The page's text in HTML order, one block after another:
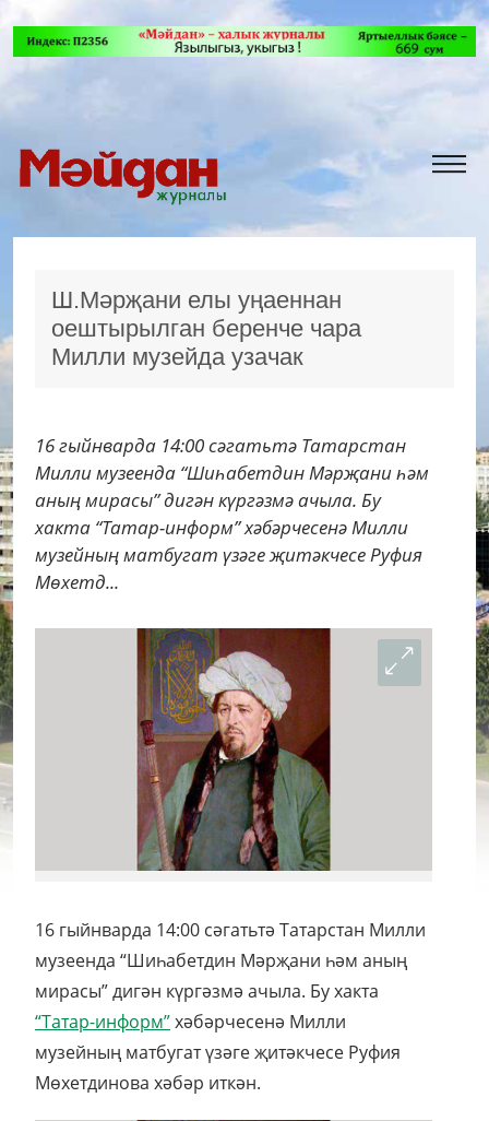
Ш.Мәрҗани елы уңаеннан
оештырылган беренче чара
Милли музейда узачак
16 гыйнварда 14:00 сәгатьтә Татарстан
Милли музеенда “Шиһабетдин Мәрҗани һәм
аның мирасы” дигән күргәзмә ачыла. Бу
хакта “Татар-информ” хәбәрчесенә Милли
музейның матбугат үзәге җитәкчесе Руфия
Мөхетд...
16 гыйнварда 14:00 сәгатьтә Татарстан Милли
музеенда “Шиһабетдин Мәрҗани һәм аның
мирасы” дигән күргәзмә ачыла. Бу хакта
“Татар-информ”хәбәрчесенә Милли
музейның матбугат үзәге җитәкчесе Руфия
Мөхетдинова хәбәр иткән.